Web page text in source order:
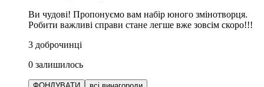
Ви чудові! Пропонуємо вам набір юного змінотворця.
Робити важливі справи стане легше вже зовсім скоро!!!
3 доброчинці
0 залишилось